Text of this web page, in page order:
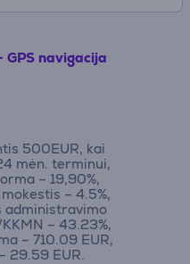
navigacija
500EUR, kai
mėn. terminui,
– 19,90%,
– 4.5%,
administravimo
– 43.23%,
– 710.09 EUR,
29.59 EUR.